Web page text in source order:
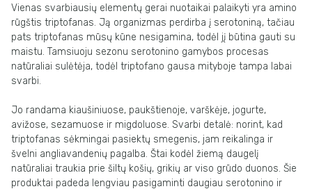
Vienas svarbiausių elementų gerai nuotaikai palaikyti yra amino
rūgštis triptofanas. Ją organizmas perdirba į serotoniną, tačiau
pats triptofanas mūsų kūne nesigamina, todėl jį būtina gauti su
maistu. Tamsiuoju sezonu serotonino gamybos procesas
natūraliai sulėtėja, todėl triptofano gausa mityboje tampa labai
svarbi.
Jo randama kiaušiniuose, paukštienoje, varškėje, jogurte,
avižose, sezamuose ir migdoluose. Svarbi detalė: norint, kad
triptofanas sėkmingai pasiektų smegenis, jam reikalinga ir
švelni angliavandenių pagalba. Štai kodėl žiemą daugelį
natūraliai traukia prie šiltų košių, grikių ar viso grūdo duonos. Šie
produktai padeda lengviau pasigaminti daugiau serotonino ir